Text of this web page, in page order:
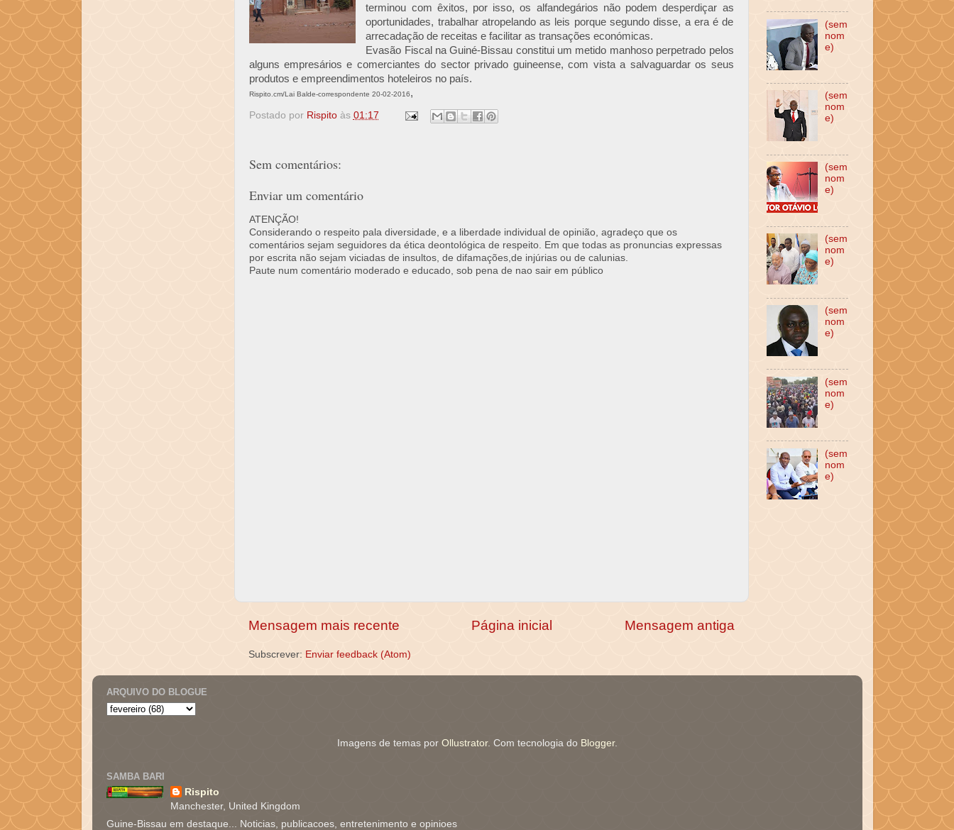
terminou com êxitos, por isso, os alfandegários não podem desperdiçar as
oportunidades, trabalhar atropelando as leis porque segundo disse, a era é de
arrecadação de receitas e facilitar as transações económicas.
Evasão Fiscal na Guiné-Bissau constitui um metido manhoso perpetrado pelos
alguns empresários e comerciantes do sector privado guineense, com vista a salvaguardar os seus
produtos e empreendimentos hoteleiros no país.
Rispito.cm/Lai Balde-correspondente 20-02-2016,
Postado por Rispito às 01:17
Sem comentários:
Enviar um comentário
ATENÇÃO!
Considerando o respeito pala diversidade, e a liberdade individual de opinião, agradeço que os
comentários sejam seguidores da ética deontológica de respeito. Em que todas as pronuncias expressas
por escrita não sejam viciadas de insultos, de difamações,de injúrias ou de calunias.
Paute num comentário moderado e educado, sob pena de nao sair em público
Mensagem mais recente Mensagem antiga
Página inicial
Subscrever: Enviar feedback (Atom)
(sem
nom
e)
(sem
nom
e)
(sem
nom
e)
(sem
nom
e)
(sem
nom
e)
(sem
nom
e)
(sem
nom
e)
ARQUIVO DO BLOGUE
Imagens de temas por Ollustrator. Com tecnologia do Blogger.
SAMBA BARI
Rispito
Manchester, United Kingdom
Guine-Bissau em destaque... Noticias, publicacoes, entretenimento e opinioes